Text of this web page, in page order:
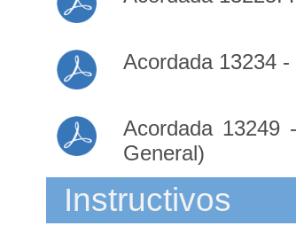
Acordada 13234
Acordada 13249
General)
Instructivos